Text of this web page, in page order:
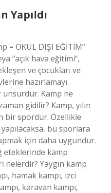
Yapıldı
= OKUL DIŞI EĞİTİM”
“açık hava eğitimi”,
ve çocukları ve
hazırlamayı
unsurdur. Kamp ne
gidilir? Kamp, yılın
bir spordur. Özellikle
bu sporlara
için daha uygundur.
eteklerinde kamp
Yaygın kamp
hamak kampı, izci
karavan kampı,